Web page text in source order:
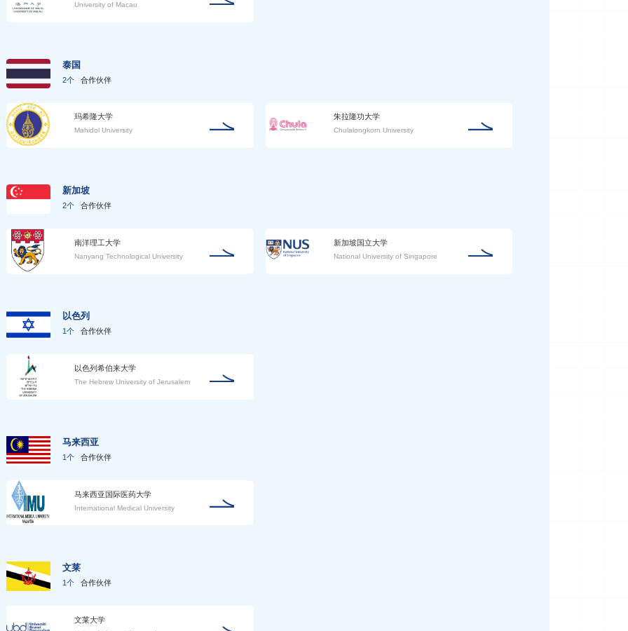
University of Macau
泰国
2个 合作伙伴
玛希隆大学
Mahidol University
朱拉隆功大学
Chulalongkorn University
新加坡
2个 合作伙伴
南洋理工大学
Nanyang Technological University
新加坡国立大学
National University of Singapore
以色列
1个 合作伙伴
以色列希伯来大学
The Hebrew University of Jerusalem
马来西亚
1个 合作伙伴
马来西亚国际医药大学
International Medical University
文莱
1个 合作伙伴
文莱大学